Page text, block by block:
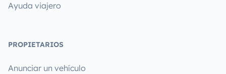
Ayuda viajero
PROPIETARIOS
Anunciar un vehículo